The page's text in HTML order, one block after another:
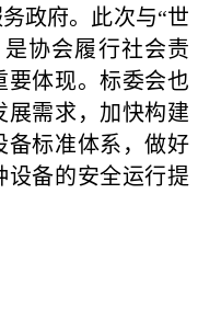
政府。此次与“世
协会履行社会责
要体现。标委会也
展需求，加快构建
备标准体系，做好
设备的安全运行提